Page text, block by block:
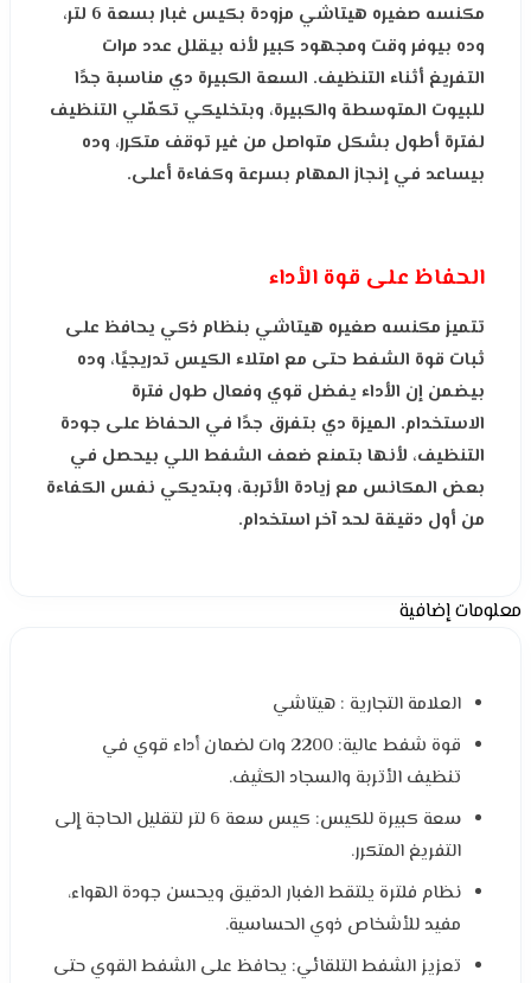
مكنسه صغيره هيتاشي مزودة بكيس غبار بسعة 6 لتر،
وده بيوفر وقت ومجهود كبير لأنه بيقلل عدد مرات
التفريغ أثناء التنظيف. السعة الكبيرة دي مناسبة جدًا
للبيوت المتوسطة والكبيرة، وبتخليكي تكمّلي التنظيف
لفترة أطول بشكل متواصل من غير توقف متكرر، وده
بيساعد في إنجاز المهام بسرعة وكفاءة أعلى.
الحفاظ على قوة الأداء
تتميز مكنسه صغيره هيتاشي بنظام ذكي يحافظ على
ثبات قوة الشفط حتى مع امتلاء الكيس تدريجيًا، وده
بيضمن إن الأداء يفضل قوي وفعال طول فترة
الاستخدام. الميزة دي بتفرق جدًا في الحفاظ على جودة
التنظيف، لأنها بتمنع ضعف الشفط اللي بيحصل في
بعض المكانس مع زيادة الأتربة، وبتديكي نفس الكفاءة
من أول دقيقة لحد آخر استخدام.
معلومات إضافية
العلامة التجارية : هيتاشي
قوة شفط عالية: 2200 وات لضمان أداء قوي في
تنظيف الأتربة والسجاد الكثيف.
سعة كبيرة للكيس: كيس سعة 6 لتر لتقليل الحاجة إلى
التفريغ المتكرر.
نظام فلترة يلتقط الغبار الدقيق ويحسن جودة الهواء،
مفيد للأشخاص ذوي الحساسية.
تعزيز الشفط التلقائي: يحافظ على الشفط القوي حتى